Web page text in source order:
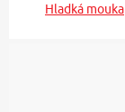
Hladká mouka